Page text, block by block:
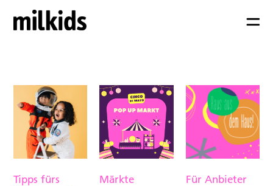
Tipps fürs
Märkte Für Anbieter